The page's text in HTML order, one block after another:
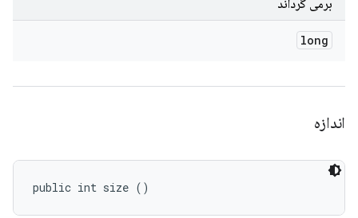
برمی گرداند
long
اندازه
public int size ()